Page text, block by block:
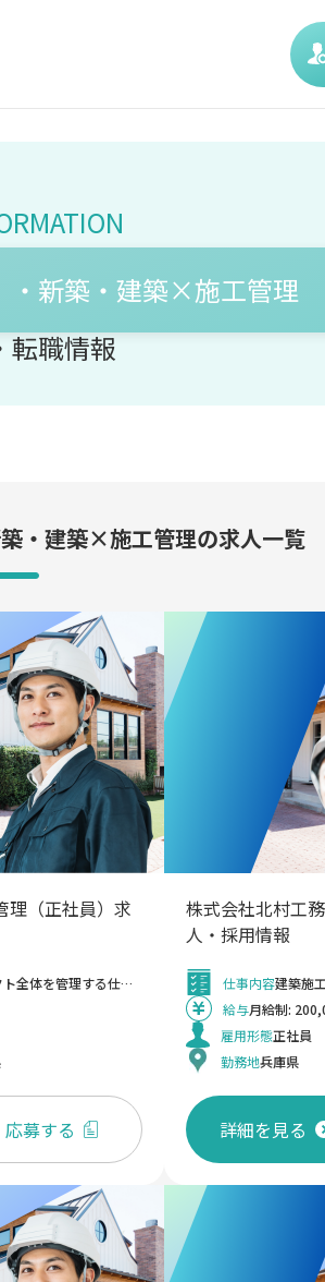
・新築・建築×施工管理
転職情報
・建築×施工管理の求人一覧
理（正社員）求
家を建てるプロジェクト全体を管理する仕事です。 お客様が希望する家を建てるための工事を計画し、現場で品質・安全・スケジュールなどを管理する仕事です。 基本3人1チームの【チーム制】。 一人に業務が偏らないよう、チームで役割分担を行い、 困ったときはすぐに相談・フォローができる体制です。 未経験や経験の浅い方も、先輩の指導のもとで段階的にスキルを身につけられる環境を整えています。 お引き渡し時、お客様が喜んでいる姿を近くで見られることが一番のやりがいです！ 自分できちんとスケジューリングできたら、自由に休みを取れる環境で、自分の予定や家族の予定に合わせられます。 《 仕事の流れ 》 ▼社内メンバーと打ち合わせ ▼資材や協力会社などの手配 ▼現場管理／監督業務 ▼完成・引き渡し ▼アフターフォロー ※１案件の期間：打ち合わせ期間含め、約7カ月間 ※担当案件数：平均20件 《 入社後の流れ 》 まずは、1～2日間のマナー研修を実施。その後、OJT研修でどんどん現場に慣れていっていただきます。 経験・スキルによりますが、3～4カ月後には一人で案件を担当。 経験を積み、担当数をどんどん増やしていきましょう。その成果はきちんと評価し、昇給や賞与として還元します！ ※経験を積んでいく中で、担当棟数が増えていきます。 ＜変更の範囲＞ 会社の定める業務
応募する
株式会社北村工
人・採用情報
仕事内容
給与月給制:
雇用形態正社員
勤務地兵庫県
詳細を見る